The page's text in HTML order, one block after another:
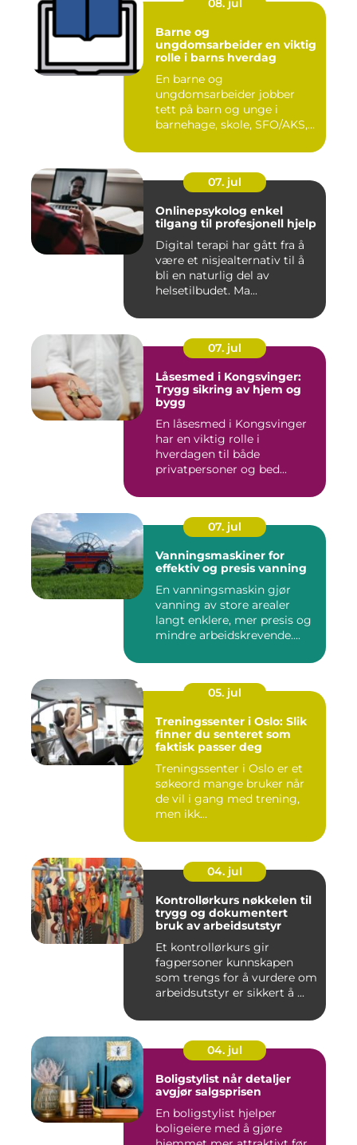
08. jul
Barne og
ungdomsarbeider en viktig
rolle i barns hverdag
En barne og
ungdomsarbeider jobber
tett på barn og unge i
barnehage, skole, SFO/AKS,
07. jul
Onlinepsykolog enkel
tilgang til profesjonell hjelp
Digital terapi har gått fra å
være et nisjealternativ til å
bli en naturlig del av
helsetilbudet. Ma...
07. jul
Låsesmed i Kongsvinger:
Trygg sikring av hjem og
bygg
En låsesmed i Kongsvinger
har en viktig rolle i
hverdagen til både
privatpersoner og bed...
07. jul
Vanningsmaskiner for
effektiv og presis vanning
En vanningsmaskin gjør
vanning av store arealer
langt enklere, mer presis og
mindre arbeidskrevende....
05. jul
Treningssenter i Oslo: Slik
finner du senteret som
faktisk passer deg
Treningssenter i Oslo er et
søkeord mange bruker når
de vil i gang med trening,
men ikk...
04. jul
Kontrollørkurs nøkkelen til
trygg og dokumentert
bruk av arbeidsutstyr
Et kontrollørkurs gir
fagpersoner kunnskapen
som trengs for å vurdere om
arbeidsutstyr er sikkert å ...
04. jul
Boligstylist når detaljer
avgjør salgsprisen
En boligstylist hjelper
boligeiere med å gjøre